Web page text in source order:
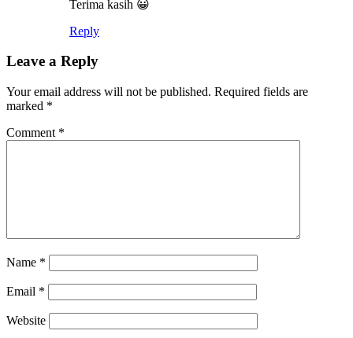
Terima kasih 😀
Reply
Leave a Reply
Your email address will not be published. Required fields are
marked *
Comment *
Name *
Email *
Website